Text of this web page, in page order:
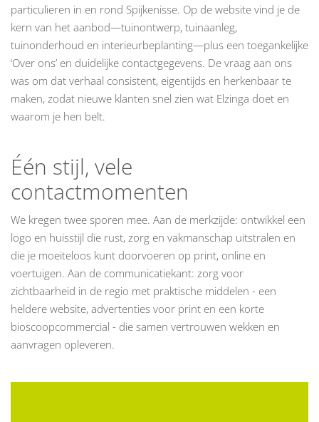
particulieren in en rond Spijkenisse. Op de website vind je de
kern van het aanbod—tuinontwerp, tuinaanleg,
tuinonderhoud en interieurbeplanting—plus een toegankelijke
‘Over ons’ en duidelijke contactgegevens. De vraag aan ons
was om dat verhaal consistent, eigentijds en herkenbaar te
maken, zodat nieuwe klanten snel zien wat Elzinga doet en
waarom je hen belt.
Één stijl, vele
contactmomenten
We kregen twee sporen mee. Aan de merkzijde: ontwikkel een
logo en huisstijl die rust, zorg en vakmanschap uitstralen en
die je moeiteloos kunt doorvoeren op print, online en
voertuigen. Aan de communicatiekant: zorg voor
zichtbaarheid in de regio met praktische middelen - een
heldere website, advertenties voor print en een korte
bioscoopcommercial - die samen vertrouwen wekken en
aanvragen opleveren.